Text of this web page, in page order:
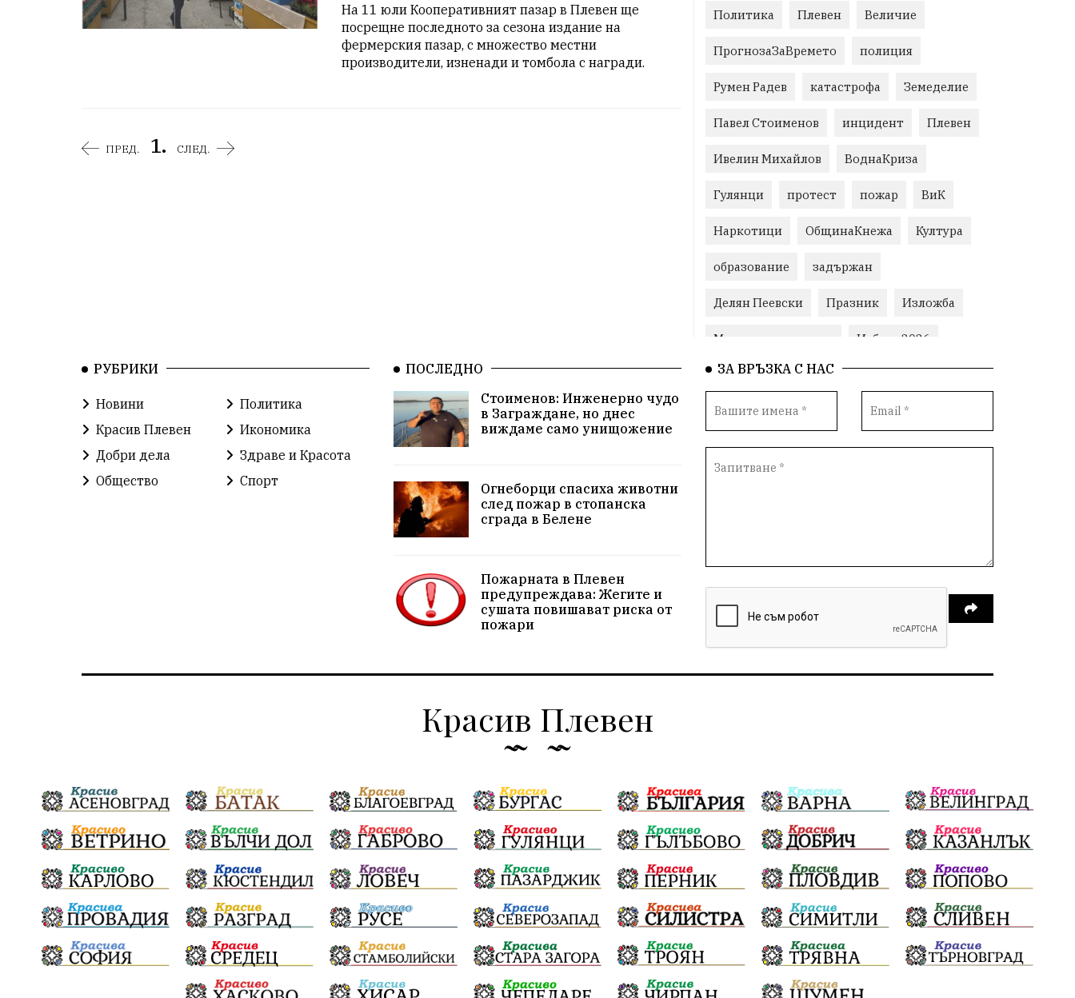
На 11 юли Кооперативният пазар в Плевен ще
посрещне последното за сезона издание на
фермерския пазар, с множество местни
производители, изненади и томбола с награди.
ПРЕД. 1. СЛЕД.
Политика Плевен Величие
ПрогнозаЗаВремето полиция
Румен Радев катастрофа Земеделие
Павел Стоименов инцидент Плевен
Ивелин Михайлов ВоднаКриза
Гулянци протест пожар ВиК
Наркотици ОбщинаКнежа Култура
образование задържан
Делян Пеевски Празник Изложба
Министерски съвет Избори2026
Корупция воден режим
ЛетниПожари ОбластПлевен
ученици ремонти Красив Плевен
Ивелин Михайлов инфраструктура
здравеопазване задържани
Народно събрание Бюджет2026
Плевенско Новини Традиции
Избори Фолклор Концерти спорт
ПТП ГДБОП Финансиране
Купуване на гласове Разследване
библиотека „Христо Смирненски“
РУБРИКИ
Новини
Политика
Красив Плевен
Икономика
Добри дела
Здраве и Красота
Общество
Спорт
ПОСЛЕДНО
Стоименов: Инженерно чудо
в Заграждане, но днес
виждаме само унищожение
Огнеборци спасиха животни
след пожар в стопанска
сграда в Белене
Пожарната в Плевен
предупреждава: Жегите и
сушата повишават риска от
пожари
ЗА ВРЪЗКА С НАС
Красив Плевен